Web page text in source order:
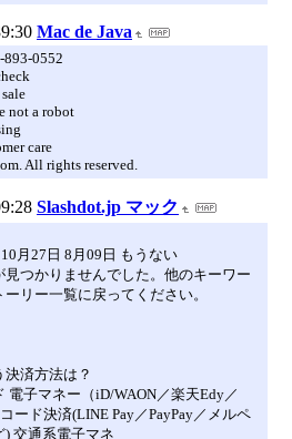
Mac de Java
893-0552
not a robot
care
All rights reserved.
Slashdot.jp マック
月27日 8月09日 もうない
見つかりませんでした。他のキーワー
ーリー一覧に戻ってください。
済方法は？
電子マネー（iD/WAON／楽天Edy／
ード決済(LINE Pay／PayPay／メルペ
) 交通系電子マネ